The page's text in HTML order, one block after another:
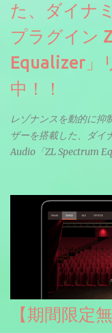
た、ダイナ
プラグイン
Equalizer」
中！！
レゾナンスを動的に抑
ザーを搭載した、ダイ
Audio「ZL Spectrum
【期間限定